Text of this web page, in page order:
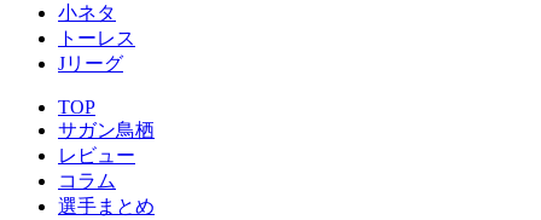
小ネタ
トーレス
Jリーグ
TOP
サガン鳥栖
レビュー
コラム
選手まとめ